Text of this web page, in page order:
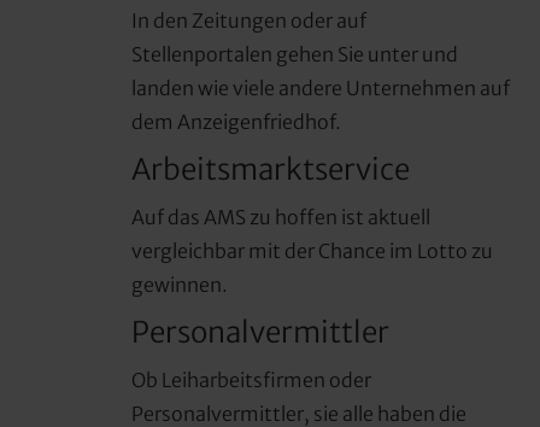
In den Zeitungen oder auf
Stellenportalen gehen Sie unter und
landen wie viele andere Unternehmen auf
dem Anzeigenfriedhof.
Arbeitsmarktservice
Auf das AMS zu hoffen ist aktuell
vergleichbar mit der Chance im Lotto zu
gewinnen.
Personalvermittler
Ob Leiharbeitsfirmen oder
Personalvermittler, sie alle haben die